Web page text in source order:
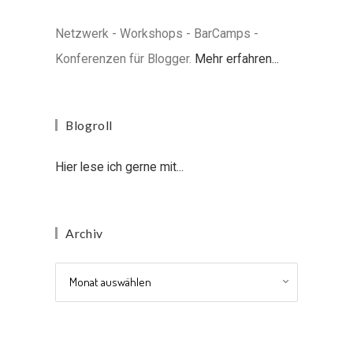
Netzwerk - Workshops - BarCamps -
Konferenzen für Blogger. Mehr erfahren...
Blogroll
Hier lese ich gerne mit...
Archiv